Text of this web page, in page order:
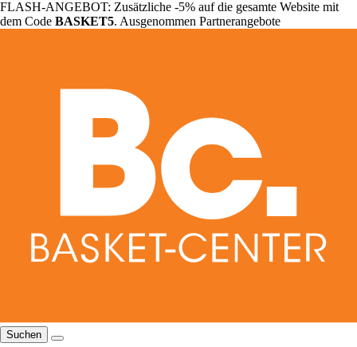
FLASH-ANGEBOT: Zusätzliche -5% auf die gesamte Website mit
dem Code BASKET5. Ausgenommen Partnerangebote
Suchen